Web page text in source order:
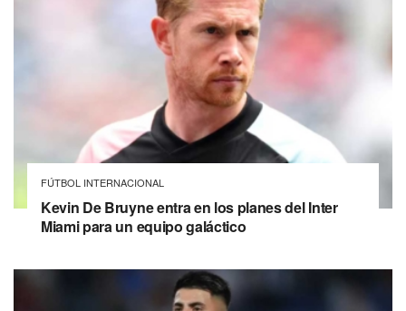
FÚTBOL INTERNACIONAL
Kevin De Bruyne entra en los planes del Inter
Miami para un equipo galáctico